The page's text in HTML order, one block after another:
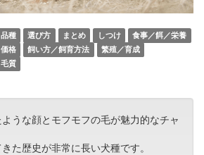
種 選び方 まとめ しつけ
食事／餌／栄養
格 飼い方／飼育方法
繁殖／育成
質
うな顔とモフモフの毛が魅力的なチャ
た歴史が非常に長い犬種です。